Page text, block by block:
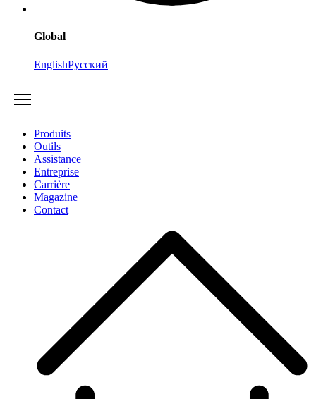
Global
EnglishРусский
Produits
Outils
Assistance
Entreprise
Carrière
Magazine
Contact